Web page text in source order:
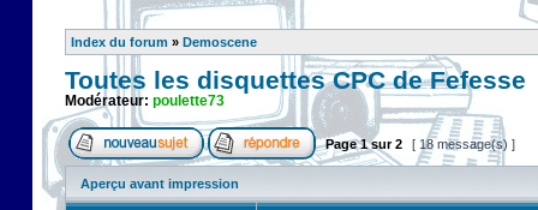
Index du forum » Demoscene
Toutes les disquettes CPC de Fefesse
Modérateur: poulette73
Page1sur2 [ 18 message(s) ]
Aperçu avant impression